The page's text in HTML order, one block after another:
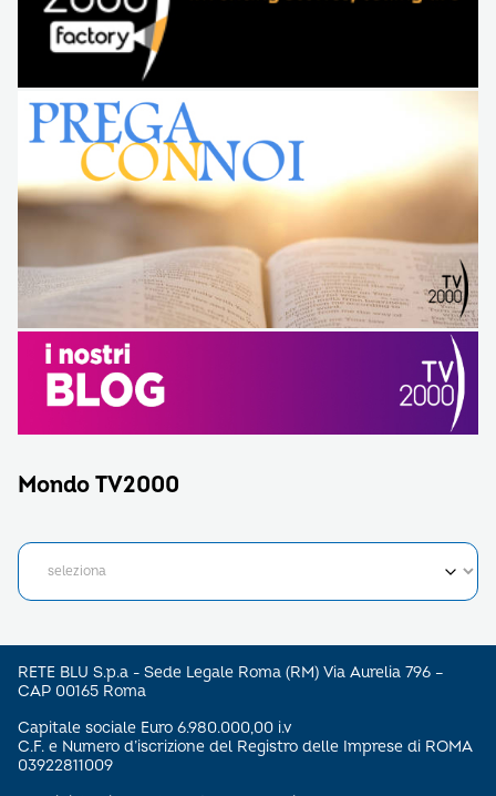
Mondo TV2000
RETE BLU S.p.a - Sede Legale Roma (RM) Via Aurelia 796 –
CAP 00165 Roma
Capitale sociale Euro 6.980.000,00 i.v
C.F. e Numero d’iscrizione del Registro delle Imprese di ROMA
03922811009